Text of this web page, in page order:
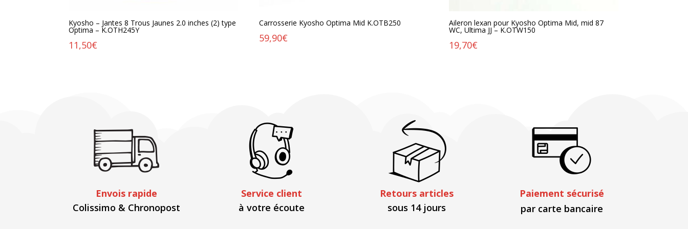
Kyosho – Jantes 8 Trous Jaunes 2.0 inches (2) type
Optima – K.OTH245Y
11,50€
Carrosserie Kyosho Optima Mid K.OTB250
59,90€
Aileron lexan pour Kyosho Optima Mid, mid 87
WC, Ultima JJ – K.OTW150
19,70€
Envois rapide
Colissimo & Chronopost
Service client
à votre écoute
Retours articles
sous 14 jours
Paiement sécurisé
par carte bancaire